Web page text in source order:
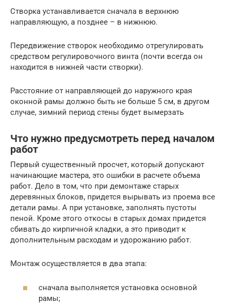
Створка устанавливается сначала в верхнюю
направляющую, а позднее – в нижнюю.
Передвижение створок необходимо отрегулировать
средством регулировочного винта (почти всегда он
находится в нижней части створки).
Расстояние от направляющей до наружного края
оконной рамы должно быть не больше 5 см, в другом
случае, зимний период стены будет вымерзать
Что нужно предусмотреть перед началом
работ
Первый существенный просчет, который допускают
начинающие мастера, это ошибки в расчете объема
работ. Дело в том, что при демонтаже старых
деревянных блоков, придется вырывать из проема все
детали рамы. А при установке, заполнять пустоты
пеной. Кроме этого откосы в старых домах придется
сбивать до кирпичной кладки, а это приводит к
дополнительным расходам и удорожанию работ.
Монтаж осуществляется в два этапа:
сначала выполняется установка основной
рамы;